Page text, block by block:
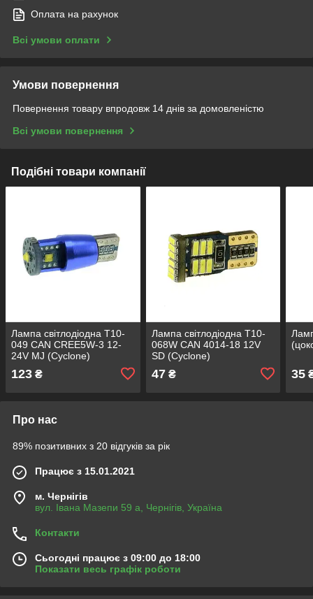
Оплата на рахунок
Всі умови оплати
Умови повернення
Повернення товару впродовж 14 днів за домовленістю
Всі умови повернення
Подібні товари компанії
Лампа світлодіодна Т10-
049 CAN CREE5W-3 12-
24V MJ (Cyclone)
123 ₴
Лампа світлодіодна Т10-
068W CAN 4014-18 12V
SD (Cyclone)
47₴ 35
Про нас
89% позитивних з 20 відгуків за рік
Працює з 15.01.2021
м. Чернігів
вул. Івана Мазепи 59 а, Чернігів, Україна
Контакти
Сьогодні працює з 09:00 до 18:00
Показати весь графік роботи